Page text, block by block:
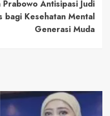
Antisipasi Judi
bagi Kesehatan Mental
Generasi Muda